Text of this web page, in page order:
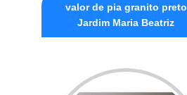
valor de pia granito preto
Jardim Maria Beatriz